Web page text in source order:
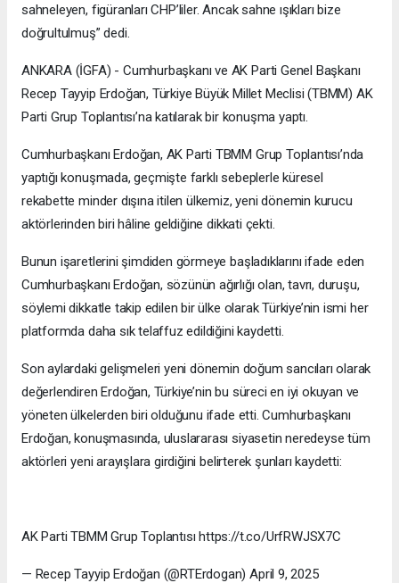
sahneleyen, figüranları CHP’liler. Ancak sahne ışıkları bize
doğrultulmuş” dedi.
ANKARA (İGFA) - Cumhurbaşkanı ve AK Parti Genel Başkanı
Recep Tayyip Erdoğan, Türkiye Büyük Millet Meclisi (TBMM) AK
Parti Grup Toplantısı’na katılarak bir konuşma yaptı.
Cumhurbaşkanı Erdoğan, AK Parti TBMM Grup Toplantısı’nda
yaptığı konuşmada, geçmişte farklı sebeplerle küresel
rekabette minder dışına itilen ülkemiz, yeni dönemin kurucu
aktörlerinden biri hâline geldiğine dikkati çekti.
Bunun işaretlerini şimdiden görmeye başladıklarını ifade eden
Cumhurbaşkanı Erdoğan, sözünün ağırlığı olan, tavrı, duruşu,
söylemi dikkatle takip edilen bir ülke olarak Türkiye’nin ismi her
platformda daha sık telaffuz edildiğini kaydetti.
Son aylardaki gelişmeleri yeni dönemin doğum sancıları olarak
değerlendiren Erdoğan, Türkiye’nin bu süreci en iyi okuyan ve
yöneten ülkelerden biri olduğunu ifade etti. Cumhurbaşkanı
Erdoğan, konuşmasında, uluslararası siyasetin neredeyse tüm
aktörleri yeni arayışlara girdiğini belirterek şunları kaydetti:
AK Parti TBMM Grup Toplantısı https://t.co/UrfRWJSX7C
— Recep Tayyip Erdoğan (@RTErdogan) April 9, 2025